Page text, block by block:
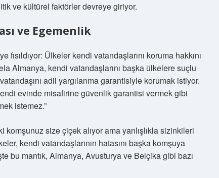
ve kültürel faktörler devreye giriyor.
ve Egemenlik
Ülkeler kendi vatandaşlarını koruma hakkını
Almanya, kendi vatandaşlarını başka ülkelere suçlu
adil yargılanma garantisiyle korumak istiyor.
evinde misafirine güvenlik garantisi vermek gibi
istemez.”
size çiçek alıyor ama yanlışlıkla sizinkileri
kendi vatandaşlarının hatasını başka komşuya
bu mantık, Almanya, Avusturya ve Belçika gibi bazı